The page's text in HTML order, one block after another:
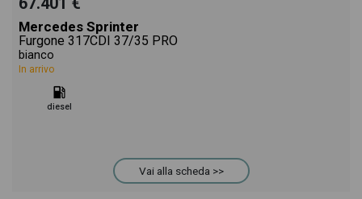
Mercedes Sprinter
Furgone 317CDI 37/35 PRO
bianco
In arrivo
diesel
Vai alla scheda >>